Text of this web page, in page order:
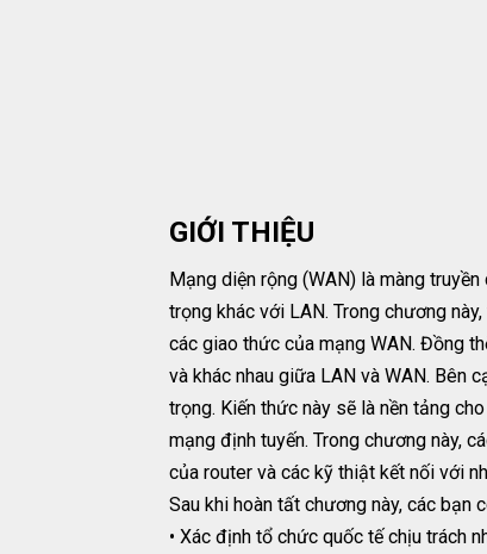
GIỚI THIỆU
Mạng diện rộng (WAN) là màng
trọng khác với LAN. Trong chương
các giao thức của mạng WAN. Đồng
và khác nhau giữa LAN và WAN. Bên
trọng. Kiến thức này sẽ là nền tảng
mạng định tuyến. Trong chương này,
của router và các kỹ thiật kết nối với
Sau khi hoàn tất chương này, các bạn
• Xác định tổ chức quốc tế chịu trách